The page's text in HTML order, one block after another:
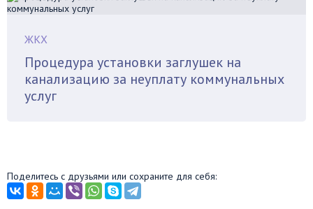
ЖКХ
Процедура установки заглушек на
канализацию за неуплату коммунальных
услуг
Поделитесь с друзьями или сохраните для себя: